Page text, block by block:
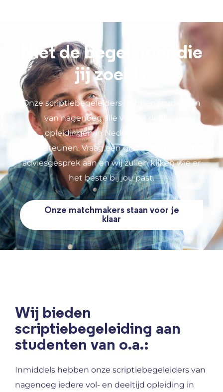
Niet de begeleider die
jij zoekt?
Onze scriptiebegeleiders hebben studenten
van nagenoeg alle vol- en deeltijd
opleidingen in Nederland mogen
ondersteunen. Vraag een gratis en vrijblijvend
adviesgesprek aan en wij zullen kijken wie er
het beste bij jou past.
Onze matchmakers staan voor je
klaar
Wij bieden
scriptiebegeleiding aan
studenten van o.a.:
Inmiddels hebben onze scriptiebegeleiders van
nagenoeg iedere vol- en deeltijd opleiding in